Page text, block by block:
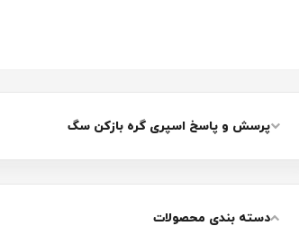
در این بخش قصد داریم هر چیزی که باید از اسپری
پرسش و پاسخ اسپری گره بازکن سگ
دسته بندی محصولات